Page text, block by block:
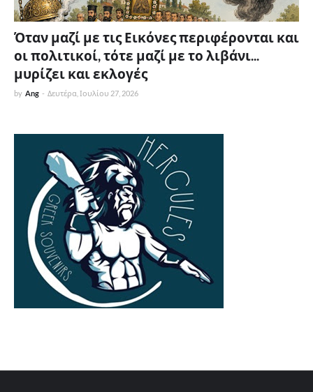
Όταν μαζί με τις Εικόνες περιφέρονται και
οι πολιτικοί, τότε μαζί με το λιβάνι...
μυρίζει και εκλογές
by Ang - Δευτέρα, Ιουλίου 27, 2026